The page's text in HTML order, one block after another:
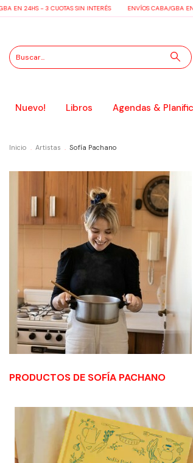
EN 24HS - 3 CUOTAS SIN INTERÉS ENVÍOS CABA/GBA EN
Nuevo! Libros Agendas &
Inicio . Artistas . Sofía Pachano
PRODUCTOS DE SOFÍA PACHANO